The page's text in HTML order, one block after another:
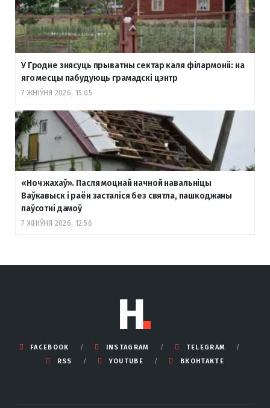
У Гродне знясуць прыватны сектар каля філармоніі: на
яго месцы пабудуюць грамадскі цэнтр
7 ЖНІЎНЯ 2026, 15:05
«Ноч жахаў». Пасля моцнай начной навальніцы
Ваўкавыск і раён засталіся без святла, пашкоджаны
паўсотні дамоў
7 ЖНІЎНЯ 2026, 12:56
FACEBOOK INSTAGRAM
TELEGRAM
RSS
YOUTUBE ВКОНТАКТЕ